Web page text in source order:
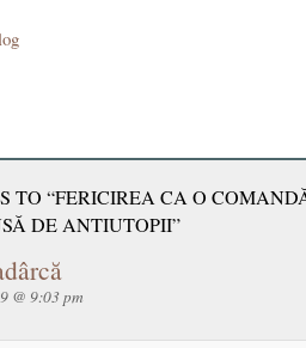
TO “FERICIREA CA O
DE ANTIUTOPII”
@ 9:03 pm